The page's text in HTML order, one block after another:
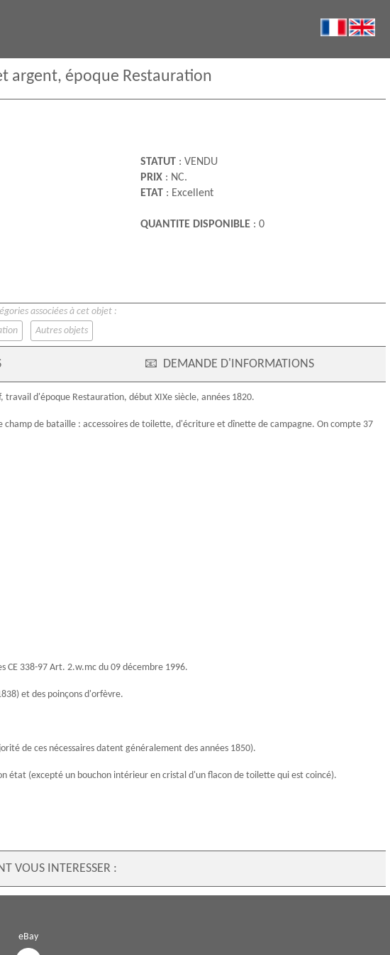
argent, époque Restauration
STATUT: VENDU
PRIX : NC.
ETAT: Excellent
QUANTITE DISPONIBLE: 0
associées à cet objet :
Autres objets
📧 DEMANDE D'INFORMATIONS
, travail d'époque Restauration, début XIXe siècle, années 1820.
de bataille : accessoires de toilette, d'écriture et dînette de campagne. On compte 37
CE 338-97 Art. 2.w.mc du 09 décembre 1996.
et des poinçons d'orfèvre.
de ces nécessaires datent généralement des années 1850).
état (excepté un bouchon intérieur en cristal d'un flacon de toilette qui est coincé).
VOUS INTERESSER :
eBay